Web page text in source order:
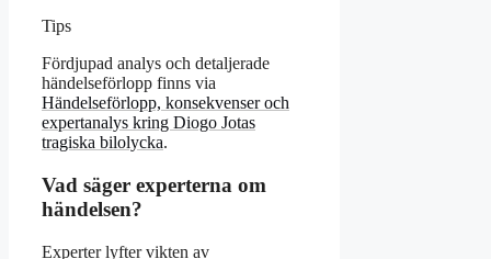
Tips
Fördjupad analys och detaljerade
händelseförlopp finns via
Händelseförlopp, konsekvenser och
expertanalys kring Diogo Jotas
tragiska bilolycka.
Vad säger experterna om
händelsen?
Experter lyfter vikten av